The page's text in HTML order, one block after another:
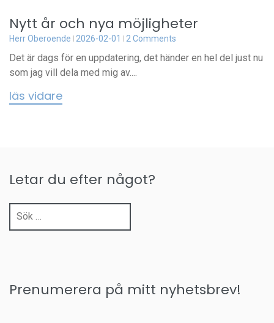
Nytt år och nya möjligheter
Herr Oberoende 2026-02-01 2 Comments
Det är dags för en uppdatering, det händer en hel del just nu
som jag vill dela med mig av....
läs vidare
Letar du efter något?
Sök
Prenumerera på mitt nyhetsbrev!